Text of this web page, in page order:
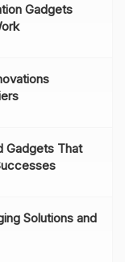
Gadgets
Gadgets That
Solutions and